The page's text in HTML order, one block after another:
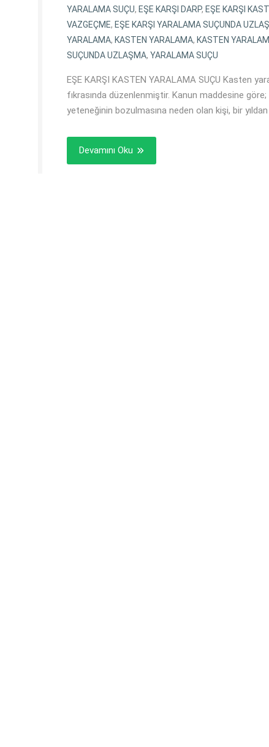
YARALAMA SUÇU, EŞE KARŞI DARP, EŞE KARŞI
VAZGEÇME, EŞE KARŞI YARALAMA SUÇUNDA
YARALAMA, KASTEN YARALAMA, KASTEN
SUÇUNDA UZLAŞMA, YARALAMA SUÇU
EŞE KARŞI KASTEN YARALAMA SUÇU Kasten
fıkrasında düzenlenmiştir. Kanun maddesine göre;
yeteneğinin bozulmasına neden olan kişi, bir
Devamını Oku